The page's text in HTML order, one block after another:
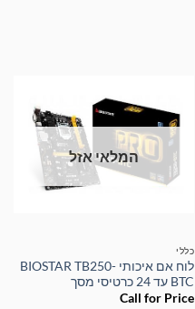
המלאי אזל
כללי
לוח אם איכותי BIOSTAR TB250-
BTC עד 24 כרטיסי מסך
Call for Price